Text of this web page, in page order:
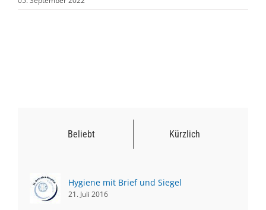
Beliebt Kürzlich
Hygiene mit Brief und Siegel
21. Juli 2016